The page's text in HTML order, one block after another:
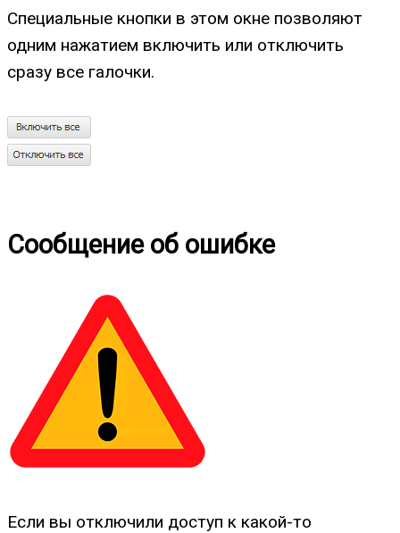
Специальные кнопки в этом окне позволяют
одним нажатием включить или отключить
сразу все галочки.
Сообщение об ошибке
Если вы отключили доступ к какой-то